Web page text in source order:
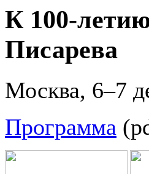
К 100-
Писарева
Москва, 6–7
Программа